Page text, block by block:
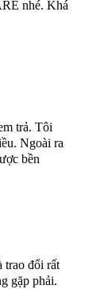
nhé. Khá
trả. Tôi
Ngoài ra
bền
trao đổi rất
gặp phải.